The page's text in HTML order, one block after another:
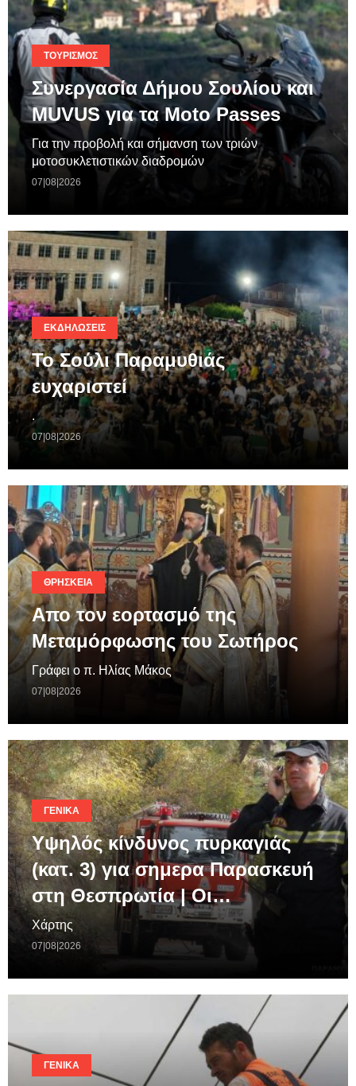
ΤΟΥΡΙΣΜΌΣ
Συνεργασία Δήμου Σουλίου και
MUVUS για τα Moto Passes
Για την προβολή και σήμανση των τριών
μοτοσυκλετιστικών διαδρομών
07|08|2026
ΕΚΔΗΛΏΣΕΙΣ
Το Σούλι Παραμυθιάς
ευχαριστεί
.
07|08|2026
ΘΡΗΣΚΕΊΑ
Απο τον εορτασμό της
Μεταμόρφωσης του Σωτήρος
Γράφει ο π. Ηλίας Μάκος
07|08|2026
ΓΕΝΙΚΆ
Υψηλός κίνδυνος πυρκαγιάς
(κατ. 3) για σημερα Παρασκευή
στη Θεσπρωτία | Οι…
Χάρτης
07|08|2026
ΓΕΝΙΚΆ